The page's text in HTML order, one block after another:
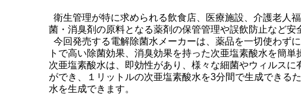
衛生管理が特に求められる飲食店、医療施設、介護老人
菌・消臭剤の原料となる薬剤の保管管理や誤飲防止など安
今回発売する電解除菌水メーカーは、薬品を一切使わず
トで高い除菌効果、消臭効果を持った次亜塩素酸水を簡単
次亜塩素酸水は、即効性があり、様々な細菌やウィルス
ができ、１リットルの次亜塩素酸水を3分間で生成できる
水を生成できます。